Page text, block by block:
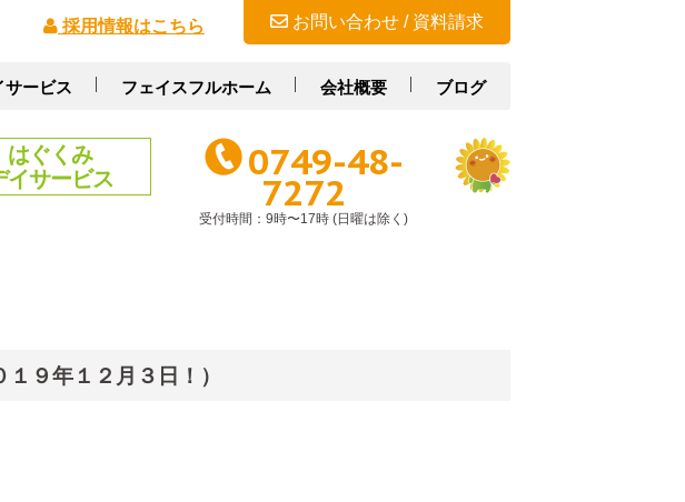
採用情報はこちら お問い合わせ / 資料請求
サービス フェイスフルホーム 会社概要 ブログ
はぐくみ
イサービス
0749-48-
7272
受付時間：9時〜17時 (日曜は除く)
９年１２月３日！）